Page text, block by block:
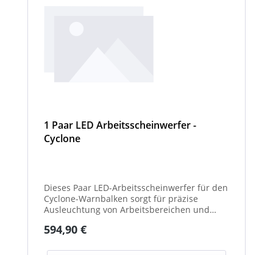
1 Paar LED Arbeitsscheinwerfer -
Cyclone
Dieses Paar LED-Arbeitsscheinwerfer für den
Cyclone-Warnbalken sorgt für präzise
Ausleuchtung von Arbeitsbereichen und
schlechten Lichtverhältnissen.
Regulärer Preis:
594,90 €